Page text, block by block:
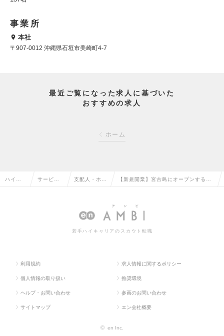
事業所
本社
〒907-0012 沖縄県石垣市美崎町4-7
最近ご覧になった求人に基づいた
おすすめの求人
ホーム
ハイク サービ 支配人・ホテ
転職
【新規開業】宮古島にオープンする新
集!の求人情報
若手ハイキャリアのスカウト転職
利用規約 求人情報に関するポリシー
個人情報の取り扱い 推奨環境
ヘルプ・お問い合わせ 参画のお問い合わせ
サイトマップ エン会社概要
© en Inc.